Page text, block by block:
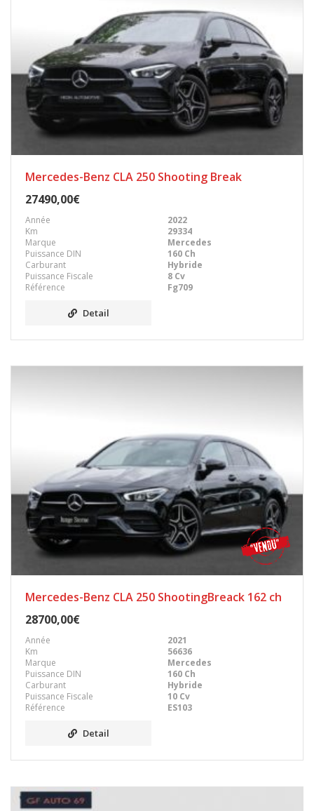
Mercedes-Benz CLA 250 Shooting Break
27490,00€
Année
2022
Km
29334
Marque
Mercedes
Puissance DIN
160 Ch
Carburant
Hybride
Puissance Fiscale
8 Cv
Référence
Fg709
Detail
Mercedes-Benz CLA 250 ShootingBreack 162 ch
28700,00€
Année
2021
Km
56636
Marque
Mercedes
Puissance DIN
160 Ch
Carburant
Hybride
Puissance Fiscale
10 Cv
Référence
ES103
Detail